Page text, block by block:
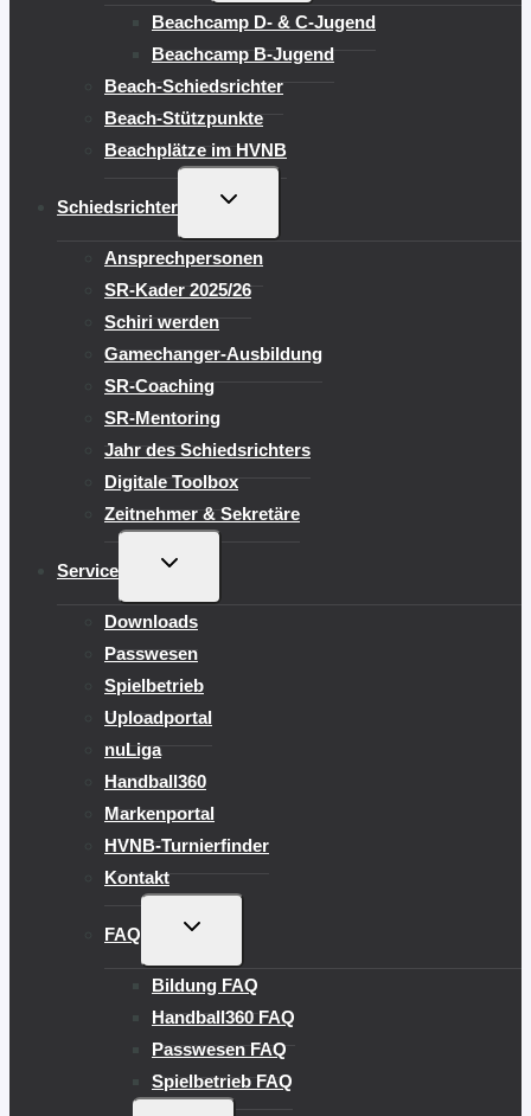
Beachcamp D- & C-Jugend
Beachcamp B-Jugend
Beach-Schiedsrichter
Beach-Stützpunkte
Beachplätze im HVNB
Schiedsrichter
UNTERMENÜ
Ansprechpersonen
SR-Kader 2025/26
Schiri werden
Gamechanger-Ausbildung
SR-Coaching
SR-Mentoring
Jahr des Schiedsrichters
Digitale Toolbox
Zeitnehmer & Sekretäre
Service
UNTERMENÜ
Downloads
Passwesen
Spielbetrieb
Uploadportal
nuLiga
Handball360
Markenportal
HVNB-Turnierfinder
Kontakt
FAQ
UNTERMENÜ
Bildung FAQ
Handball360 FAQ
Passwesen FAQ
Spielbetrieb FAQ